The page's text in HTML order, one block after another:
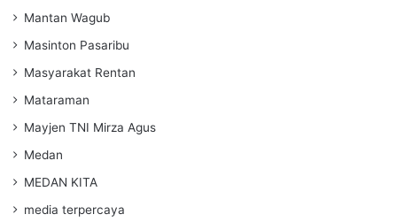
Mantan Wagub
Masinton Pasaribu
Masyarakat Rentan
Mataraman
Mayjen TNI Mirza Agus
Medan
MEDAN KITA
media terpercaya